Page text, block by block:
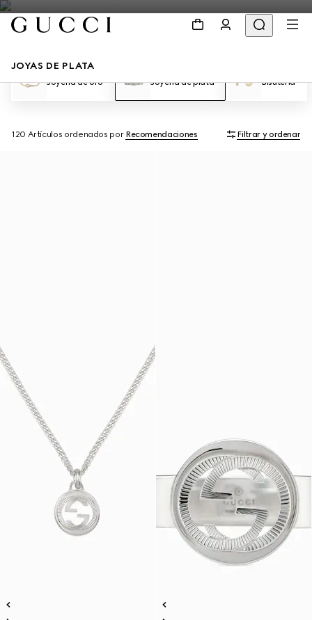
JOYAS DE PLATA
Joyería de oro Joyería de plata Bisutería
120 Artículos ordenados por Recomendaciones Filtrar y ordenar